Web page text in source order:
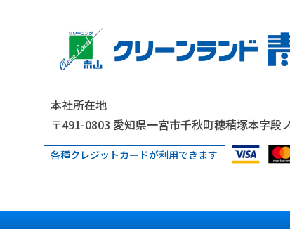
本社所在地
〒491-0803 愛知県一宮市千秋町穂積塚本字段
各種クレジットカードが利用できます